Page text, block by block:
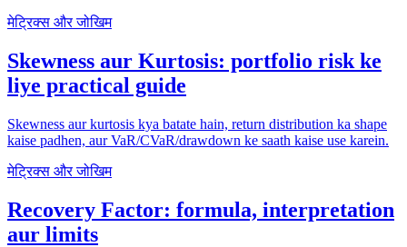
मेट्रिक्स और जोखिम
Skewness aur Kurtosis: portfolio risk ke
liye practical guide
Skewness aur kurtosis kya batate hain, return distribution ka shape
kaise padhen, aur VaR/CVaR/drawdown ke saath kaise use karein.
मेट्रिक्स और जोखिम
Recovery Factor: formula, interpretation
aur limits